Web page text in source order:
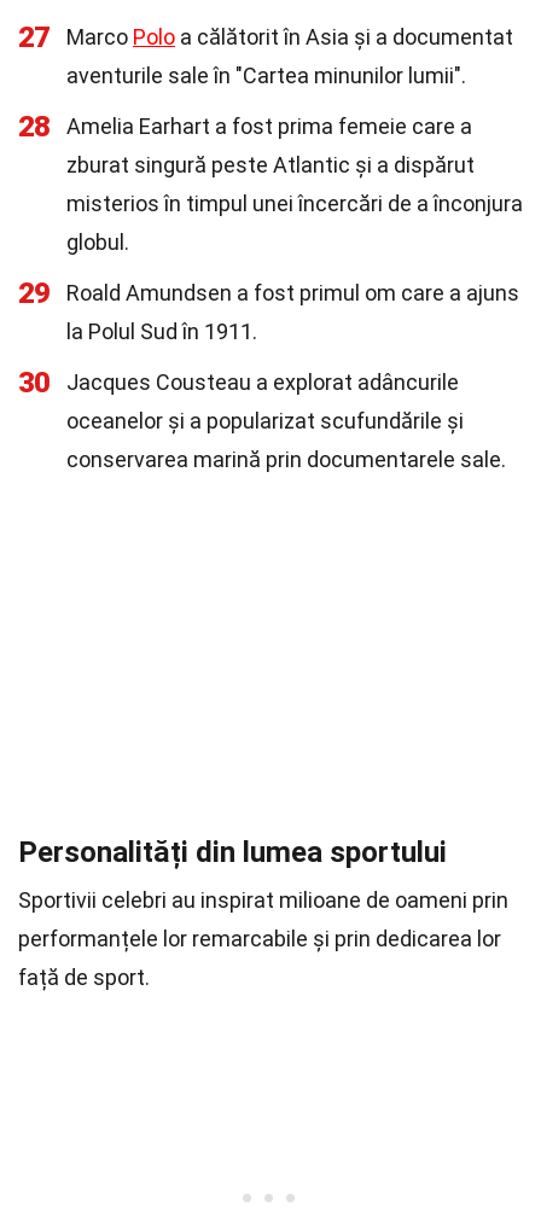
27 Marco Polo a călătorit în Asia și a documentat
aventurile sale în "Cartea minunilor lumii".
28
Amelia Earhart a fost prima femeie care a
zburat singură peste Atlantic și a dispărut
misterios în timpul unei încercări de a înconjura
globul.
29
Roald Amundsen a fost primul om care a ajuns
la Polul Sud în 1911.
30
Jacques Cousteau a explorat adâncurile
oceanelor și a popularizat scufundările și
conservarea marină prin documentarele sale.
Personalități din lumea sportului
Sportivii celebri au inspirat milioane de oameni prin
performanțele lor remarcabile și prin dedicarea lor
față de sport.